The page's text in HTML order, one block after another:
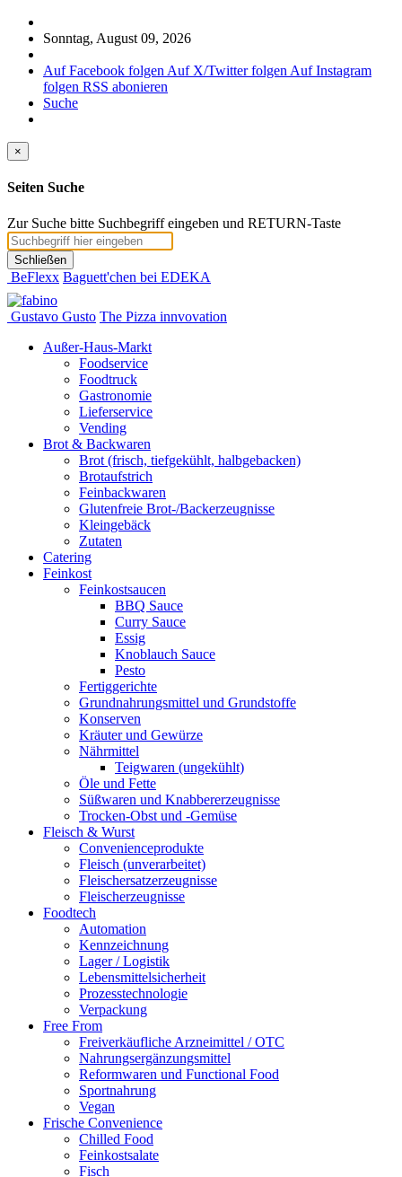
Sonntag, August 09, 2026
Auf Facebook folgen Auf X/Twitter folgen Auf Instagram
folgen RSS abonieren
Suche
×
Seiten Suche
Zur Suche bitte Suchbegriff eingeben und RETURN-Taste
Schließen
BeFlexx Baguett'chen bei EDEKA
Gustavo Gusto The Pizza innvovation
Außer-Haus-Markt
Foodservice
Foodtruck
Gastronomie
Lieferservice
Vending
Brot & Backwaren
Brot (frisch, tiefgekühlt, halbgebacken)
Brotaufstrich
Feinbackwaren
Glutenfreie Brot-/Backerzeugnisse
Kleingebäck
Zutaten
Catering
Feinkost
Feinkostsaucen
BBQ Sauce
Curry Sauce
Essig
Knoblauch Sauce
Pesto
Fertiggerichte
Grundnahrungsmittel und Grundstoffe
Konserven
Kräuter und Gewürze
Nährmittel
Teigwaren (ungekühlt)
Öle und Fette
Süßwaren und Knabbererzeugnisse
Trocken-Obst und -Gemüse
Fleisch & Wurst
Convenienceprodukte
Fleisch (unverarbeitet)
Fleischersatzerzeugnisse
Fleischerzeugnisse
Foodtech
Automation
Kennzeichnung
Lager / Logistik
Lebensmittelsicherheit
Prozesstechnologie
Verpackung
Free From
Freiverkäufliche Arzneimittel / OTC
Nahrungsergänzungsmittel
Reformwaren und Functional Food
Sportnahrung
Vegan
Frische Convenience
Chilled Food
Feinkostsalate
Fisch